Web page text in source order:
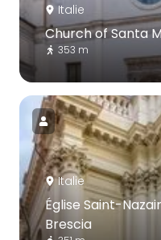
Italie
Church of Santa
353 m
Italie
Église Saint-
Brescia